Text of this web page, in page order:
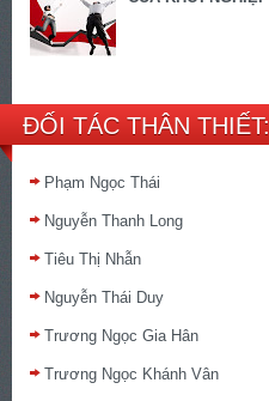
ĐỐI TÁC THÂN THIẾT:
Phạm Ngọc Thái
Nguyễn Thanh Long
Tiêu Thị Nhẫn
Nguyễn Thái Duy
Trương Ngọc Gia Hân
Trương Ngọc Khánh Vân